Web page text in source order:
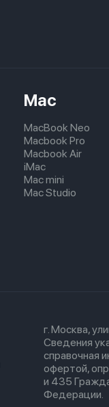
Mac
MacBook Neo
Macbook Pro
Macbook Air
iMac
Mac mini
Mac Studio
г. Москва,
Сведения
справочная
офертой,
и 435
Федерации.